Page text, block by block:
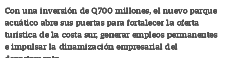
Con una inversión de Q700 millones, el nuevo parque
acuático abre sus puertas para fortalecer la oferta
turística de la costa sur, generar empleos permanentes
e impulsar la dinamización empresarial del